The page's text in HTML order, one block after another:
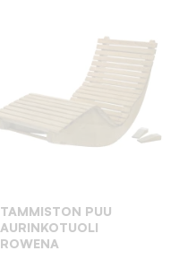
TAMMISTON PUU
AURINKOTUOLI
ROWENA